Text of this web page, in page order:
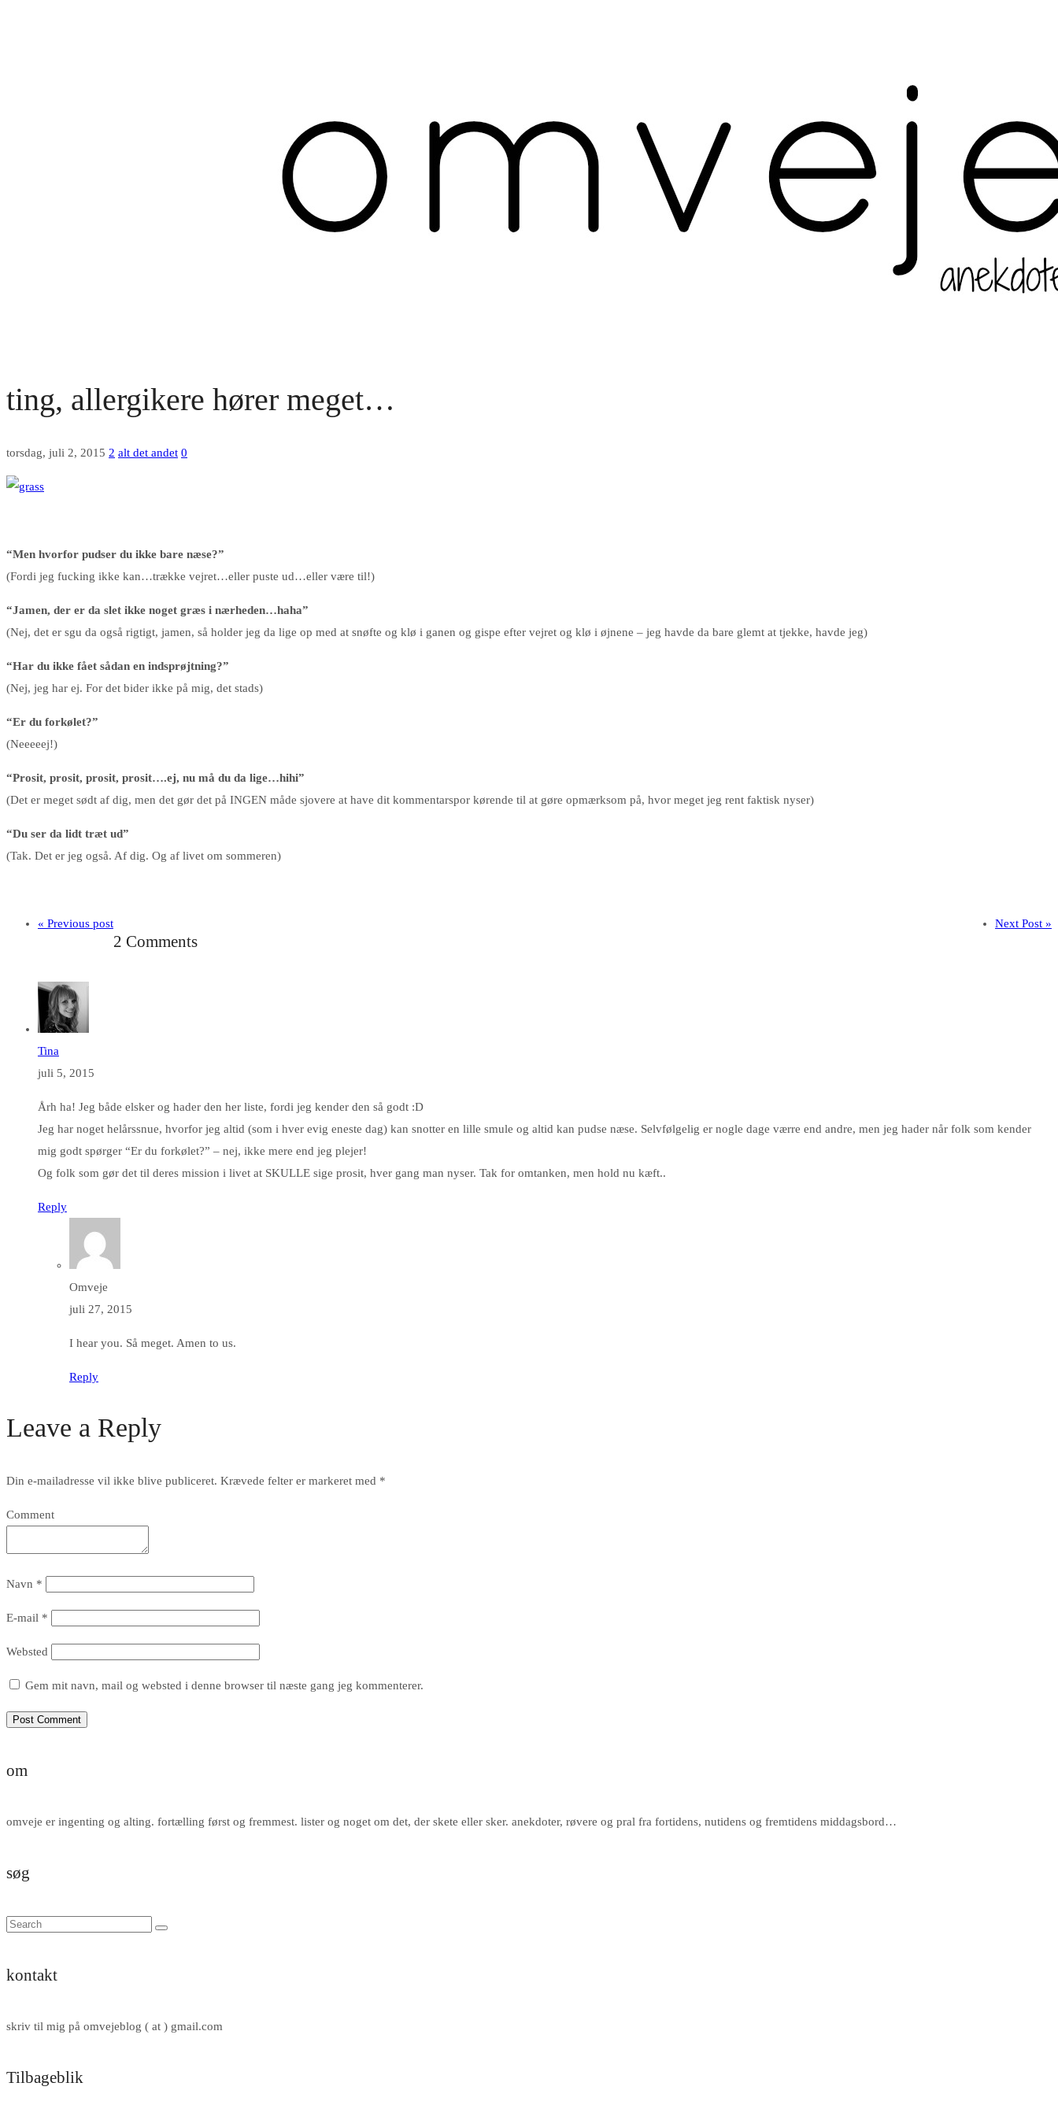
ting, allergikere hører meget…
torsdag, juli 2, 2015 2 alt det andet 0
“Men hvorfor pudser du ikke bare næse?”
(Fordi jeg fucking ikke kan…trække vejret…eller puste ud…eller være til!)
“Jamen, der er da slet ikke noget græs i nærheden…haha”
(Nej, det er sgu da også rigtigt, jamen, så holder jeg da lige op med at snøfte og klø i ganen og gispe efter vejret og klø i øjnene – jeg havde da bare glemt at tjekke, havde jeg)
“Har du ikke fået sådan en indsprøjtning?”
(Nej, jeg har ej. For det bider ikke på mig, det stads)
“Er du forkølet?”
(Neeeeej!)
“Prosit, prosit, prosit, prosit….ej, nu må du da lige…hihi”
(Det er meget sødt af dig, men det gør det på INGEN måde sjovere at have dit kommentarspor kørende til at gøre opmærksom på, hvor meget jeg rent faktisk nyser)
“Du ser da lidt træt ud”
(Tak. Det er jeg også. Af dig. Og af livet om sommeren)
« Previous post Next Post »
2 Comments
Tina
juli 5, 2015
Årh ha! Jeg både elsker og hader den her liste, fordi jeg kender den så godt :D
Jeg har noget helårssnue, hvorfor jeg altid (som i hver evig eneste dag) kan snotter en lille smule og altid kan pudse næse. Selvfølgelig er nogle dage værre end andre, men jeg hader når folk som kender
mig godt spørger “Er du forkølet?” – nej, ikke mere end jeg plejer!
Og folk som gør det til deres mission i livet at SKULLE sige prosit, hver gang man nyser. Tak for omtanken, men hold nu kæft..
Reply
Omveje
juli 27, 2015
I hear you. Så meget. Amen to us.
Reply
Leave a Reply
Din e-mailadresse vil ikke blive publiceret. Krævede felter er markeret med *
Comment
Navn *
E-mail *
Websted
Gem mit navn, mail og websted i denne browser til næste gang jeg kommenterer.
om
omveje er ingenting og alting. fortælling først og fremmest. lister og noget om det, der skete eller sker. anekdoter, røvere og pral fra fortidens, nutidens og fremtidens middagsbord…
søg
kontakt
skriv til mig på omvejeblog ( at ) gmail.com
Tilbageblik